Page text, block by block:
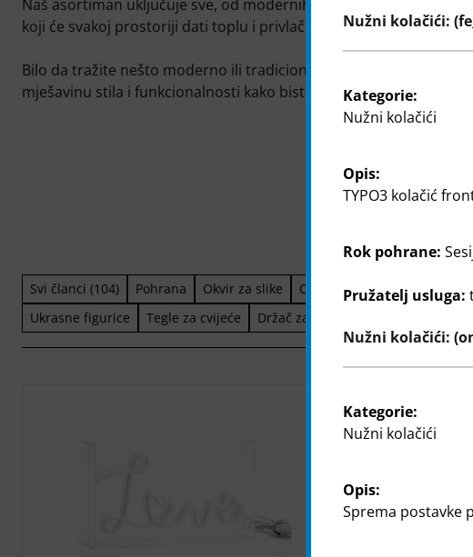
Naš asortiman uključuje sve, od modernih dodataka za dom do
koji će svakoj prostoriji dati toplu i privlačnu atmosferu.
Bilo da tražite nešto moderno ili tradicionalno, naši proizvodi
mješavinu stila i funkcionalnosti kako biste svoj dom prilagodili
Svi članci (104) Pohrana Okvir za slike Osvježivač zraka Kućni
Ukrasne figurice
Tegle za cvijeće Držač za svijeće
Nužni kolačići:
Kategorie:
Nužni kolačići
Opis:
TYPO3 kolačić
Rok pohrane:
Pružatelj usluga:
Nužni kolačići:
Kategorie:
Nužni kolačići
Opis:
Sprema postavke